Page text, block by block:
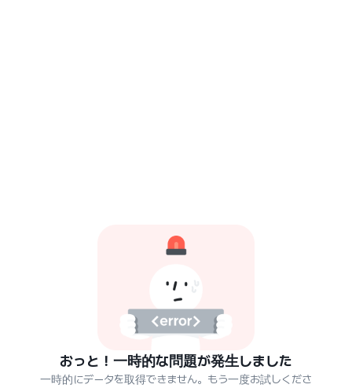
おっと！一時的な問題が発生しました
一時的にデータを取得できません。もう一度お試しくださ